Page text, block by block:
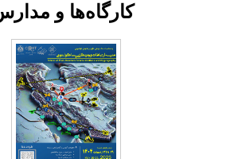
کارگاه‌ها و مدارس